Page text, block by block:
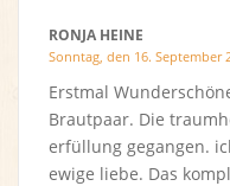
RONJA HEINE
Sonntag, den 16. September
Erstmal
Brautpaar. Die
erfüllung gegangen.
ewige liebe. Das